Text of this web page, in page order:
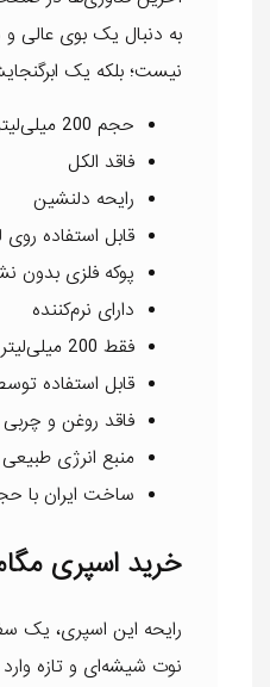
به دنبال یک بوی عالی
نیست؛ بلکه یک
حجم 200 میلی‌لیتر
فاقد الکل
رایحه دلنشین
قابل استفاده
پوکه فلزی بدون
دارای نرم‌کننده
فقط 200 میلی‌لیتر
قابل استفاده
فاقد روغن و چربی
منبع انرژی طبیعی
ساخت ایران با حجم 200 میلی
خرید اسپری
رایحه این اسپری، یک
نوت شیشه‌ای و تازه